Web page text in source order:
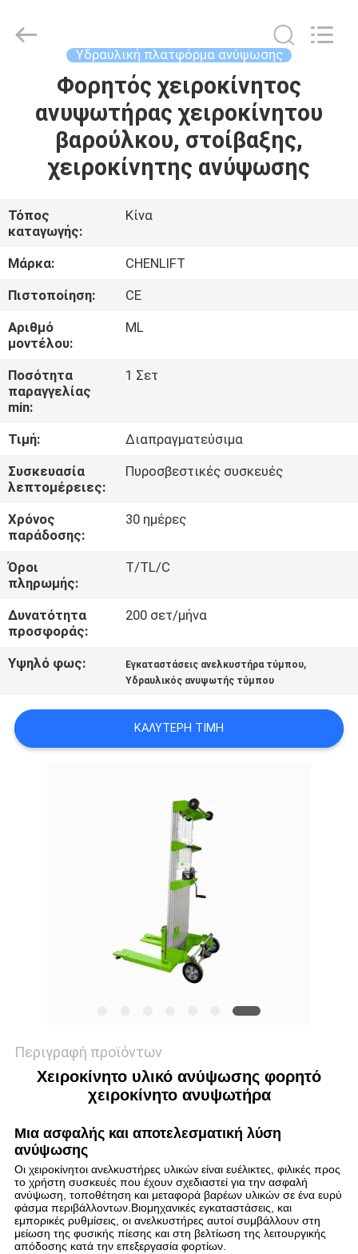
ΠΡΟΪΌΝΤΑ
ΣΧΕΤΙΚΆ
ΜΕ
ΕΜΆΣ
ΕΠΙΣΚΈΨΕΙΣ
ΣΤΟ
ΕΡΓΟΣΤΆΣΙΟ
ΈΛΕΓΧΟΣ
ΠΟΙΌΤΗΤΑΣ
ΕΠΙΚΟΙΝΩΝΉΣΤΕ
ΜΑΖΊ
ΜΑΣ
ΕΙΔΉΣΕΙΣ
ΖΗΤΉΣΤΕ
ΜΙΑ
SITEMAP
Υδραυλική πλατφόρμα ανύψωσης
Φορητός χειροκίνητος
ανυψωτήρας χειροκίνητου
βαρούλκου, στοίβαξης,
χειροκίνητης ανύψωσης
Τόπος
καταγωγής:
Κίνα
Μάρκα:
CHENLIFT
Πιστοποίηση:
CE
Αριθμό
μοντέλου:
ML
Ποσότητα
παραγγελίας
min:
1 Σετ
Τιμή:
Διαπραγματεύσιμα
Συσκευασία
λεπτομέρειες:
Πυροσβεστικές συσκευές
Χρόνος
παράδοσης:
30 ημέρες
Όροι
πληρωμής:
T/TL/C
Δυνατότητα
προσφοράς:
200 σετ/μήνα
Υψηλό φως: Εγκαταστάσεις ανελκυστήρα τύμπου,
Υδραυλικός ανυψωτής τύμπου
ΚΑΛΎΤΕΡΗ ΤΙΜΉ
Περιγραφή προϊόντων
Χειροκίνητο υλικό ανύψωσης φορητό
χειροκίνητο ανυψωτήρα
Μια ασφαλής και αποτελεσματική λύση
ανύψωσης
Οι χειροκίνητοι ανελκυστήρες υλικών είναι ευέλικτες, φιλικές προς
το χρήστη συσκευές που έχουν σχεδιαστεί για την ασφαλή
ανύψωση, τοποθέτηση και μεταφορά βαρέων υλικών σε ένα ευρύ
φάσμα περιβάλλοντων.Βιομηχανικές εγκαταστάσεις, και
εμπορικές ρυθμίσεις, οι ανελκυστήρες αυτοί συμβάλλουν στη
μείωση της φυσικής πίεσης και στη βελτίωση της λειτουργικής
απόδοσης κατά την επεξεργασία φορτίων.